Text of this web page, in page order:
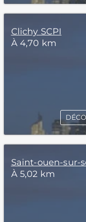
Clichy SCPI
À 4,70 km
Saint-ouen-sur-
À 5,02 km